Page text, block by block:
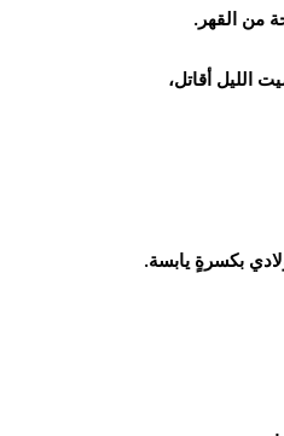
من القهر.
الليل أقاتل،
بكسرةٍ يابسة.